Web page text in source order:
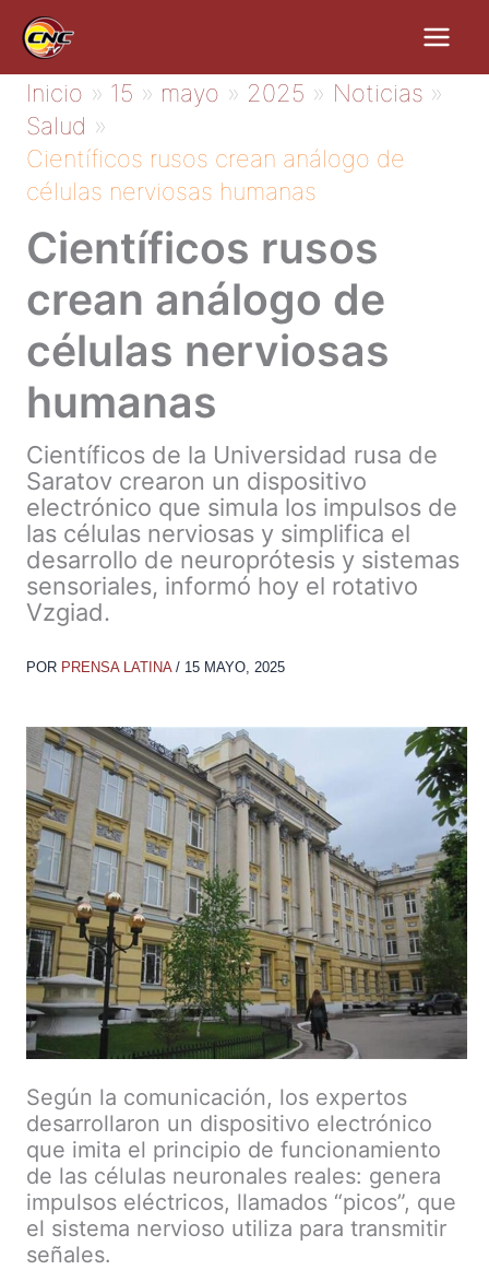
contenido
Inicio 15 mayo 2025
Noticias
Salud
Científicos rusos crean análogo de
células nerviosas humanas
Científicos rusos
crean análogo de
células nerviosas
humanas
Científicos de la Universidad rusa de
Saratov crearon un dispositivo
electrónico que simula los impulsos de
las células nerviosas y simplifica el
desarrollo de neuroprótesis y sistemas
sensoriales, informó hoy el rotativo
Vzgiad.
POR PRENSA LATINA / 15 MAYO, 2025
Según la comunicación, los expertos
desarrollaron un dispositivo electrónico
que imita el principio de funcionamiento
de las células neuronales reales: genera
impulsos eléctricos, llamados “picos”, que
el sistema nervioso utiliza para transmitir
señales.